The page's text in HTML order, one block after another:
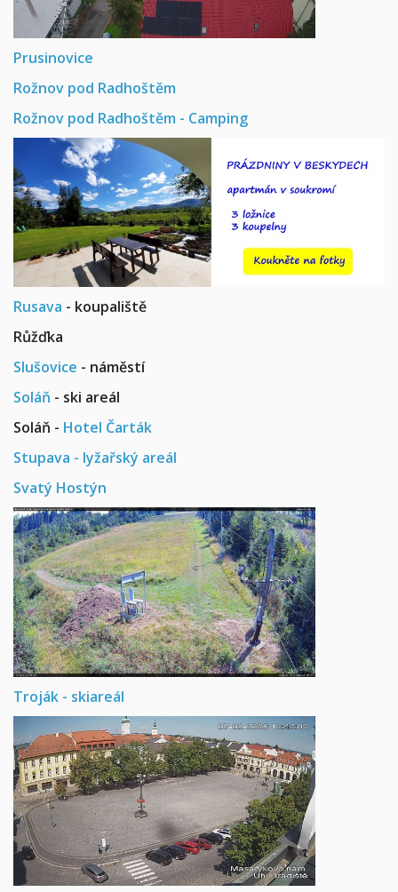
Prusinovice
Rožnov pod Radhoštěm
Rožnov pod Radhoštěm - Camping
Rusava - koupaliště
Růžďka
Slušovice - náměstí
Soláň - ski areál
Soláň - Hotel Čarták
Stupava - lyžařský areál
Svatý Hostýn
Troják - skiareál